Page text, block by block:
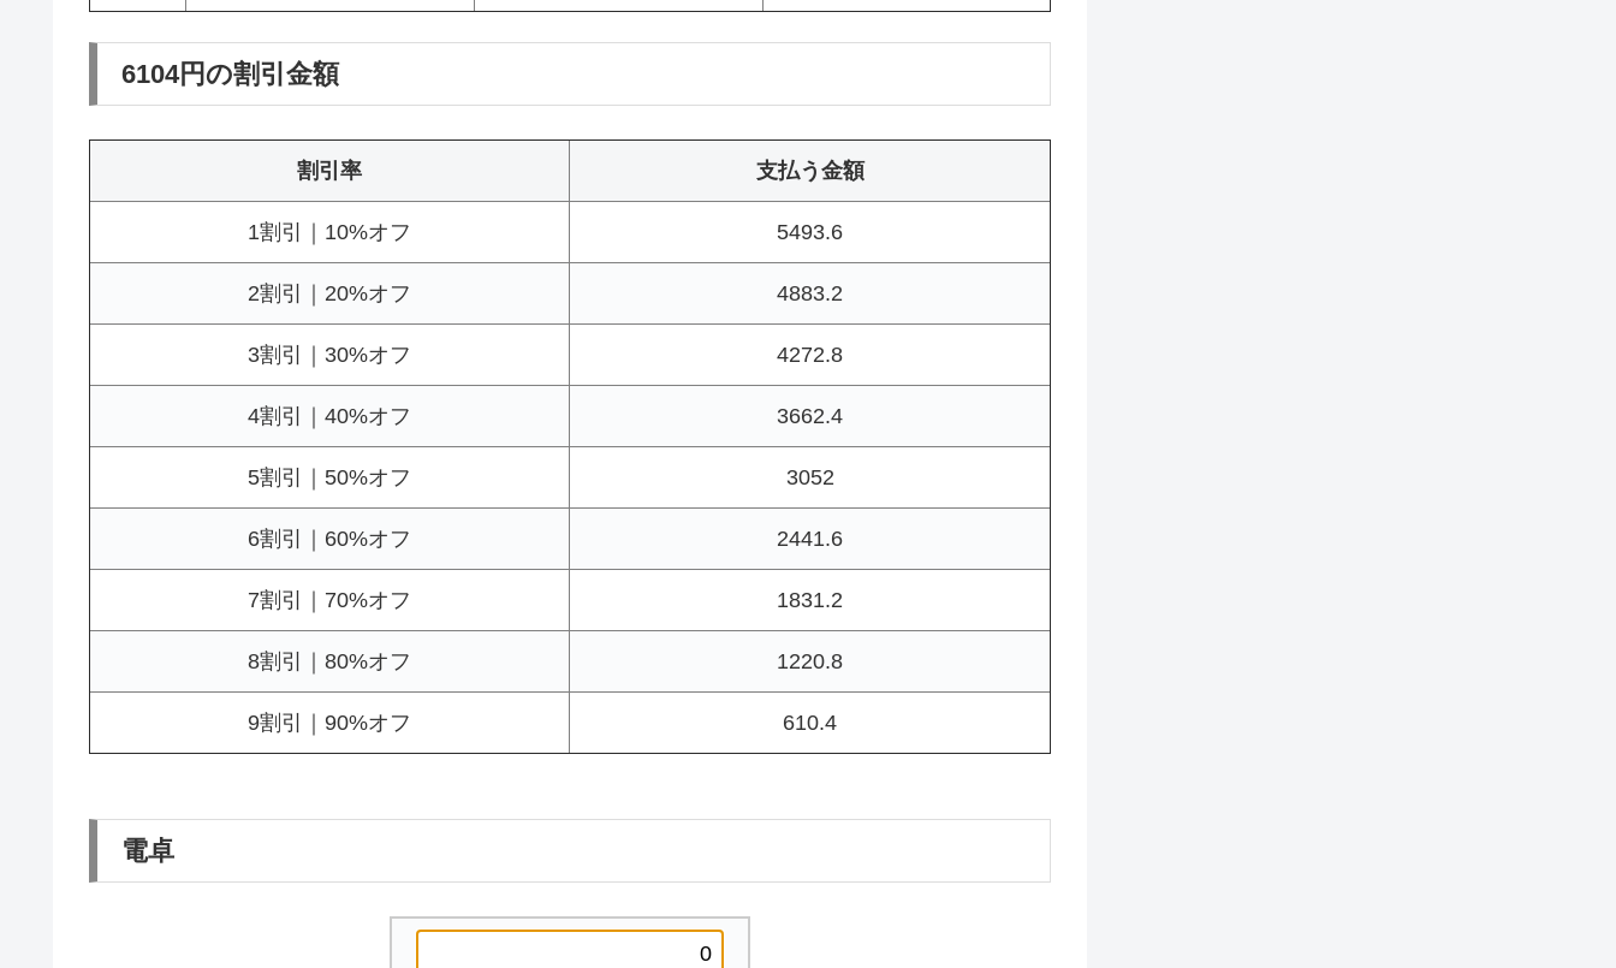
6104円の割引金額
割引率 支払う金額
1割引｜10%オフ 5493.6
2割引｜20%オフ 4883.2
3割引｜30%オフ 4272.8
4割引｜40%オフ 3662.4
5割引｜50%オフ 3052
6割引｜60%オフ 2441.6
7割引｜70%オフ 1831.2
8割引｜80%オフ 1220.8
9割引｜90%オフ 610.4
電卓